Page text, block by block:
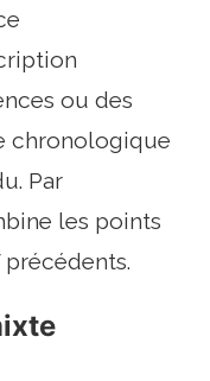
ou des
chronologique
Par
les points